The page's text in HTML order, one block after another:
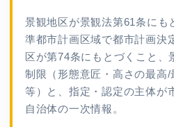
景観地区が景観法第61条にも
準都市計画区域で都市計画決
区が第74条にもとづくこと、
制限（形態意匠・高さの最高/
等）と、指定・認定の主体が
自治体の一次情報。